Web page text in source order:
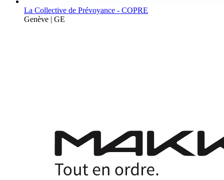
La Collective de Prévoyance - COPRE
Genève | GE